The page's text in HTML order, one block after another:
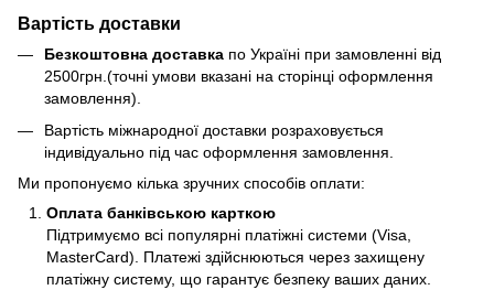
Вартість доставки
Безкоштовна доставка по Україні при замовленні від
2500грн.(точні умови вказані на сторінці оформлення
замовлення).
Вартість міжнародної доставки розраховується
індивідуально під час оформлення замовлення.
Ми пропонуємо кілька зручних способів оплати:
Оплата банківською карткою
Підтримуємо всі популярні платіжні системи (Visa,
MasterCard). Платежі здійснюються через захищену
платіжну систему, що гарантує безпеку ваших даних.